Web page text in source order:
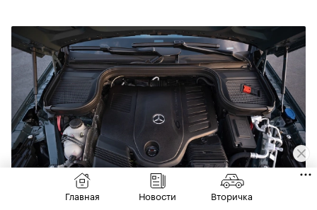
Главная Новости Вторичка